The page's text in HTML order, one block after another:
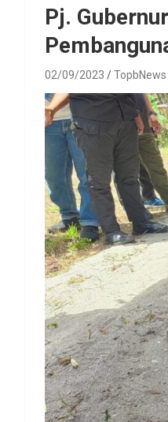
Pj.
02/09/2023 TopbNews